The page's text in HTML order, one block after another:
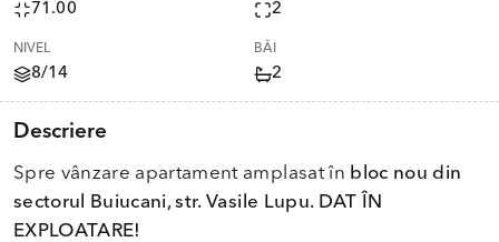
71.00 2
NIVEL
8/14
BĂI
2
Descriere
Spre vânzare apartament amplasat în bloc nou din
sectorul Buiucani, str. Vasile Lupu. DAT ÎN
EXPLOATARE!